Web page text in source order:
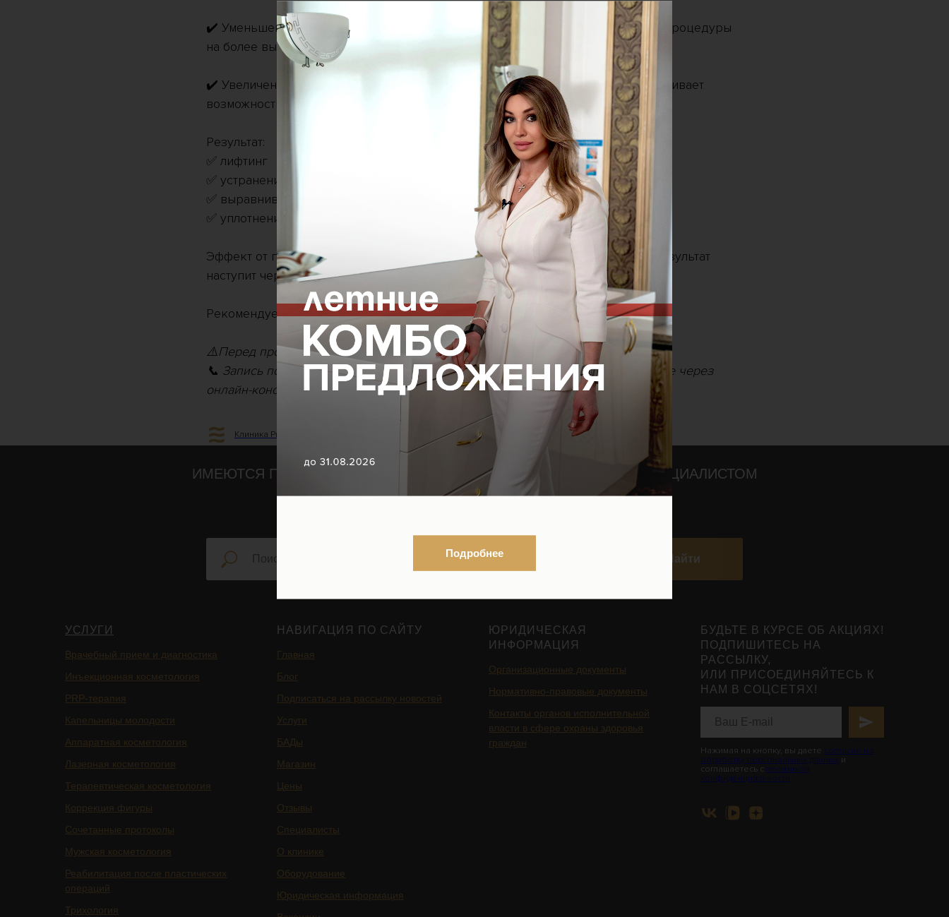
✔️ Уменьшенный диаметр игл дает возможность более комфортно проводить процедуры
на более высоких параметрах.
✔️ Увеличенная глубина воздействия до 5 мм на лице, до 8 мм на теле, обеспечивает
возможность работы в подкожно-жировом слое, как на лице, так и на теле.
Результат:
✅ лифтинг
✅ устранение дряблости и птоза
✅ выравнивание текстуры кожи
✅ уплотнение кожи, повышение эластичности
Эффект от процедуры наблюдается уже через 2-3 недели, а максимальный результат
наступит через 2-3 месяца.
Рекомендуемый курс 1-3 процедуры
⚠️Перед процедурой необходима консультация специалиста
📞 Запись по телефону, указанному на нашем сайте или отправив заявку, также через
онлайн-консультанта
Клиника Professional-Москва
ИМЕЮТСЯ ПРОТИВОПОКАЗАНИЯ, ПРОКОНСУЛЬТИРУЙТЕСЬ СО СПЕЦИАЛИСТОМ
Найти
УСЛУГИ
Врачебный прием и диагностика
Инъекционная косметология
PRP-терапия
Капельницы молодости
Аппаратная косметология
Лазерная косметология
Терапевтическая косметология
Коррекция фигуры
Сочетанные протоколы
Мужская косметология
Реабилитация после пластических
операций
Трихология
НАВИГАЦИЯ ПО САЙТУ
Главная
Блог
Подписаться на рассылку новостей
Услуги
БАДы
Магазин
Цены
Отзывы
Специалисты
О клинике
Оборудование
Юридическая информация
ЮРИДИЧЕСКАЯ
ИНФОРМАЦИЯ
Организационные документы
Нормативно-правовые документы
Контакты органов исполнительной
власти в сфере охраны здоровья
граждан
БУДЬТЕ В КУРСЕ ОБ АКЦИЯХ!
ПОДПИШИТЕСЬ НА
РАССЫЛКУ,
ИЛИ ПРИСОЕДИНЯЙТЕСЬ К
НАМ В СОЦСЕТЯХ!
Нажимая на кнопку, вы даете согласие на
обработку персональных данных
и
соглашаетесь с политикой
конфиденциальности
Подробнее